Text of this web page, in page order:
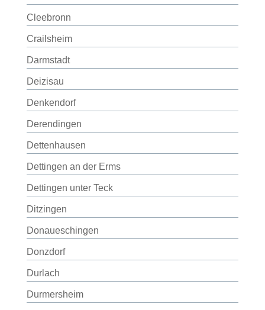
Cleebronn
Crailsheim
Darmstadt
Deizisau
Denkendorf
Derendingen
Dettenhausen
Dettingen an der Erms
Dettingen unter Teck
Ditzingen
Donaueschingen
Donzdorf
Durlach
Durmersheim